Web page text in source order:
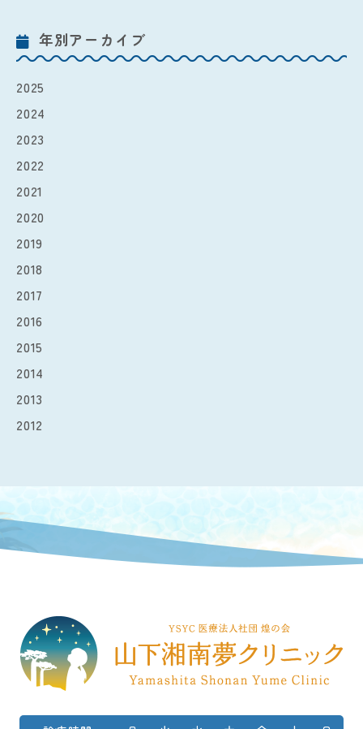
年別アーカイブ
2025
2024
2023
2022
2021
2020
2019
2018
2017
2016
2015
2014
2013
2012